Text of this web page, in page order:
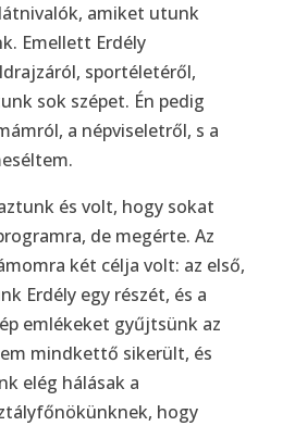
amiket utunk
Emellett Erdély
sportéletéről,
sok szépet. Én pedig
a népviseletről, s a
és volt, hogy sokat
de megérte. Az
két célja volt: az első,
Erdély egy részét, és a
emlékeket gyűjtsünk az
mindkettő sikerült, és
elég hálásak a
hogy